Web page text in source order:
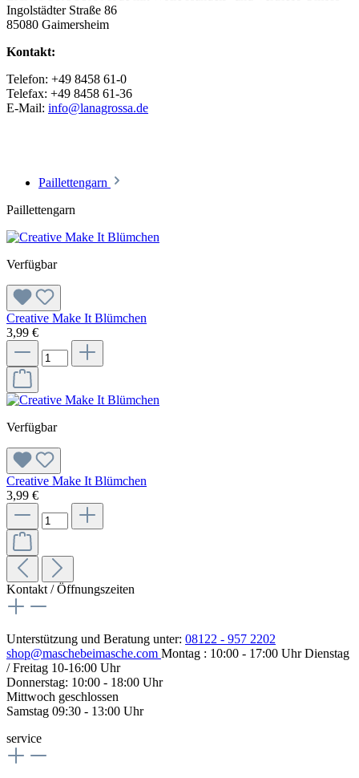
Ingolstädter Straße 86
85080 Gaimersheim
Kontakt:
Telefon: +49 8458 61-0
Telefax: +49 8458 61-36
E-Mail: info@lanagrossa.de
Paillettengarn
Paillettengarn
Verfügbar
Creative Make It Blümchen
3,99 €
Verfügbar
Creative Make It Blümchen
3,99 €
Kontakt / Öffnungszeiten
Unterstützung und Beratung unter: 08122 - 957 2202
shop@maschebeimasche.com Montag : 10:00 - 17:00 Uhr Dienstag
/ Freitag 10-16:00 Uhr
Donnerstag: 10:00 - 18:00 Uhr
Mittwoch geschlossen
Samstag 09:30 - 13:00 Uhr
service